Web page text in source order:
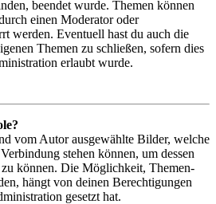
beendet wurde. Themen können
einen Moderator oder
werden. Eventuell hast du auch die
Themen zu schließen, sofern dies
erlaubt wurde.
vom Autor ausgewählte Bilder, welche
stehen können, um dessen
können. Die Möglichkeit, Themen-
hängt von deinen Berechtigungen
gesetzt hat.